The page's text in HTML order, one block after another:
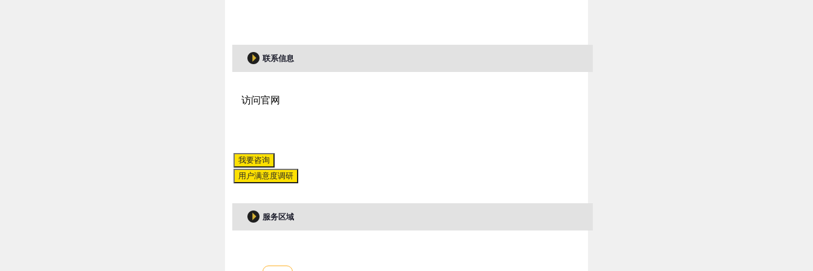
联系信息
访问官网
我要咨询
用户满意度调研
服务区域